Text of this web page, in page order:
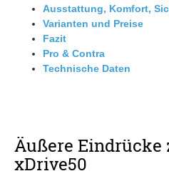
Ausstattung, Komfort,
Varianten und Preise
Fazit
Pro & Contra
Technische Daten
Äußere Eindrücke
xDrive50